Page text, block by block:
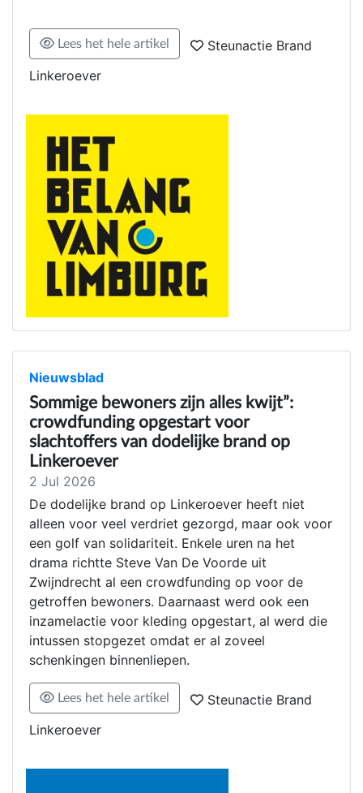
Lees het hele artikel
Steunactie Brand
Linkeroever
Nieuwsblad
Sommige bewoners zijn alles kwijt”:
crowdfunding opgestart voor
slachtoffers van dodelijke brand op
Linkeroever
2 Jul 2026
De dodelijke brand op Linkeroever heeft niet
alleen voor veel verdriet gezorgd, maar ook voor
een golf van solidariteit. Enkele uren na het
drama richtte Steve Van De Voorde uit
Zwijndrecht al een crowdfunding op voor de
getroffen bewoners. Daarnaast werd ook een
inzamelactie voor kleding opgestart, al werd die
intussen stopgezet omdat er al zoveel
schenkingen binnenliepen.
Lees het hele artikel
Steunactie Brand
Linkeroever